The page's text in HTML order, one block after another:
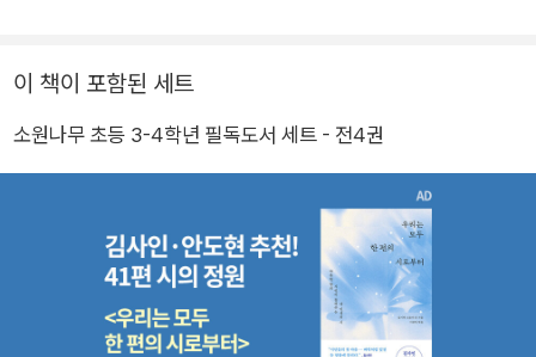
이 책이 포함된 세트
소원나무 초등 3-4학년 필독도서 세트 - 전4권